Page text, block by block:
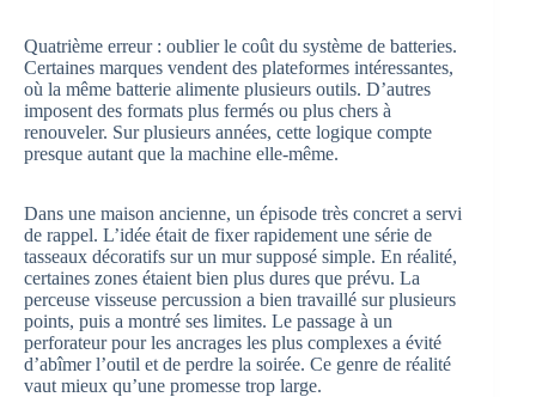
Quatrième erreur : oublier le coût du système de batteries.
Certaines marques vendent des plateformes intéressantes,
où la même batterie alimente plusieurs outils. D’autres
imposent des formats plus fermés ou plus chers à
renouveler. Sur plusieurs années, cette logique compte
presque autant que la machine elle-même.
Dans une maison ancienne, un épisode très concret a servi
de rappel. L’idée était de fixer rapidement une série de
tasseaux décoratifs sur un mur supposé simple. En réalité,
certaines zones étaient bien plus dures que prévu. La
perceuse visseuse percussion a bien travaillé sur plusieurs
points, puis a montré ses limites. Le passage à un
perforateur pour les ancrages les plus complexes a évité
d’abîmer l’outil et de perdre la soirée. Ce genre de réalité
vaut mieux qu’une promesse trop large.